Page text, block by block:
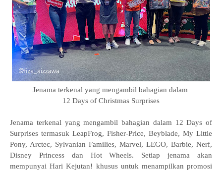
Jenama terkenal yang mengambil bahagian dalam
12 Days of Christmas Surprises
Jenama terkenal yang mengambil bahagian dalam 12 Days of
Surprises termasuk LeapFrog, Fisher-Price, Beyblade, My Little
Pony, Arctec, Sylvanian Families, Marvel, LEGO, Barbie, Nerf,
Disney Princess dan Hot Wheels. Setiap jenama akan
mempunyai Hari Kejutan! khusus untuk menampilkan promosi